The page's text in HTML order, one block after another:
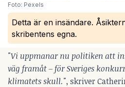
Foto: Pexels
Detta är en insändare.
skribentens egna.
"Vi uppmanar nu politiken att
väg framåt – för Sveriges
klimatets skull.", skriver